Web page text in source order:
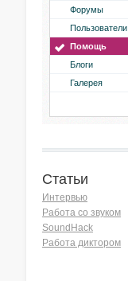
Форумы
Пользователи
Помощь
Блоги
Галерея
Статьи
Интервью
Работа со звуком
SoundHack
Работа диктором